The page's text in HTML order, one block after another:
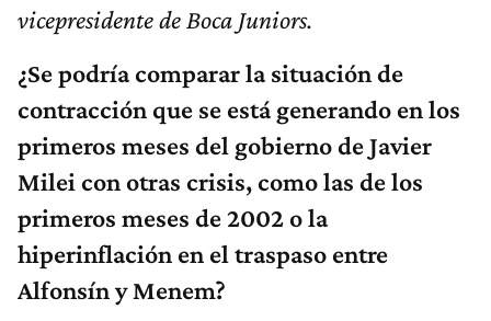
vicepresidente de Boca Juniors.
¿Se podría comparar la situación de
contracción que se está generando en los
primeros meses del gobierno de Javier
Milei con otras crisis, como las de los
primeros meses de 2002 o la
hiperinflación en el traspaso entre
Alfonsín y Menem?